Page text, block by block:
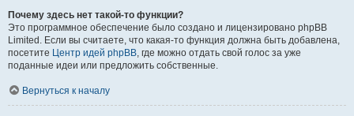
Почему здесь нет такой-то функции?
Это программное обеспечение было создано и лицензировано phpBB
Limited. Если вы считаете, что какая-то функция должна быть добавлена,
посетите Центр идей phpBB, где можно отдать свой голос за уже
поданные идеи или предложить собственные.
Вернуться к началу